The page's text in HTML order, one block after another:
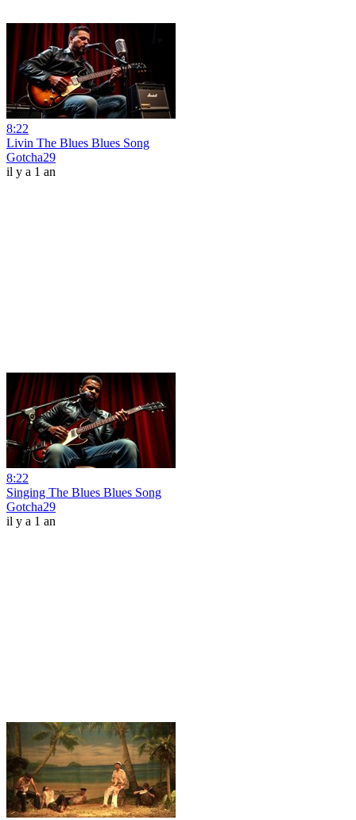
8:22
Livin The Blues Blues Song
Gotcha29
il y a 1 an
8:22
Singing The Blues Blues Song
Gotcha29
il y a 1 an